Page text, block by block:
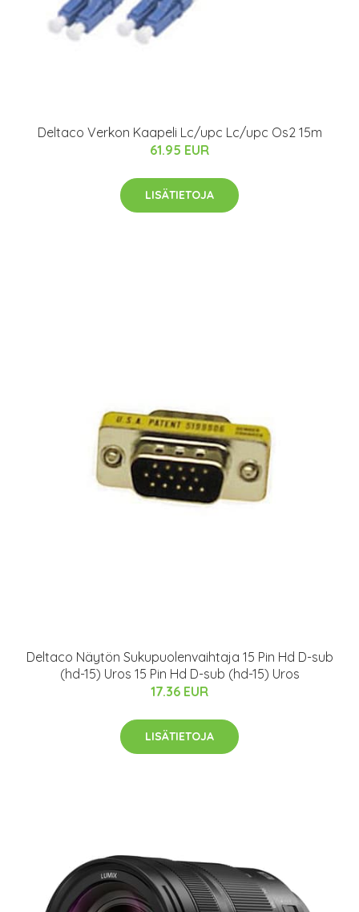
Deltaco Verkon Kaapeli Lc/upc Lc/upc Os2 15m
61.95 EUR
LISÄTIETOJA
Deltaco Näytön Sukupuolenvaihtaja 15 Pin Hd D-sub
(hd-15) Uros 15 Pin Hd D-sub (hd-15) Uros
17.36 EUR
LISÄTIETOJA